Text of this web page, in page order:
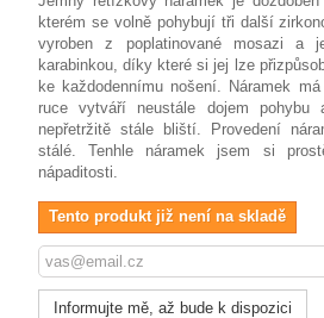
kterém se volně pohybují tři další
vyroben z poplatinované mosazi a
karabinkou, díky které si jej lze
ke každodennímu nošení. Náramek
ruce vytváří neustále dojem
nepřetržitě stále bliští. Provedení
stálé. Tenhle náramek jsem si
nápaditosti.
Tento produkt již není na skladě
Informujte mě, až bude k dispozici